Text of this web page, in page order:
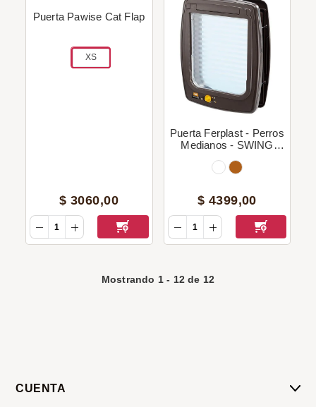
Puerta Pawise Cat Flap
XS
$ 3060,00
Puerta Ferplast - Perros
Medianos - SWING
$ 4399,00
Mostrando 1- 12 de 12
CUENTA